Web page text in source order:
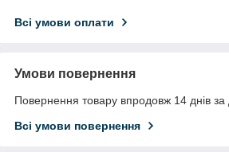
Всі умови оплати
Умови повернення
Повернення товару впродовж 14 днів за
Всі умови повернення